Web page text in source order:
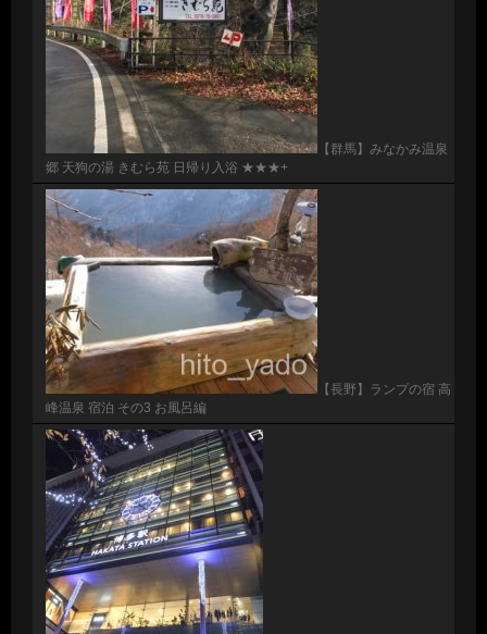
【群馬】みなかみ温泉
郷 天狗の湯 きむら苑 日帰り入浴 ★★★+
【長野】ランプの宿 高
峰温泉 宿泊 その3 お風呂編